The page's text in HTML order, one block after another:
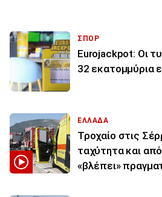
ΣΠΟΡ
Eurojackpot: Οι
32 εκατoμμύρια
ΕΛΛΑΔΑ
Τροχαίο στις
ταχύτητα και
«βλέπει»